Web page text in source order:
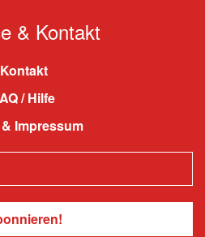
& Kontakt
Kontakt
/ Hilfe
Impressum